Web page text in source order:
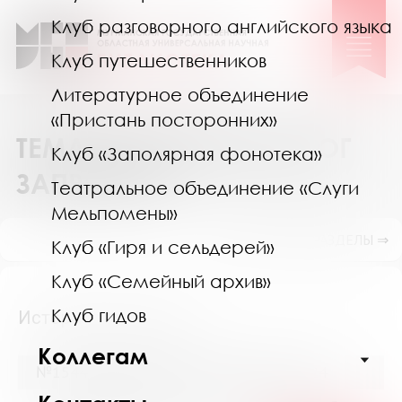
Клуб разговорного английского языка
Клуб путешественников
Литературное объединение
«Пристань посторонних»
Клуб «Заполярная фонотека»
Театральное объединение «Слуги
Мельпомены»
Клуб «Гиря и сельдерей»
Клуб «Семейный архив»
Клуб гидов
Коллегам
ТЕМАТИЧЕСКИЙ КАТАЛОГ
ЗАПРОСОВ
Исторические науки
ПОКАЗАТЬ ПОДРАЗДЕЛЫ ⇒